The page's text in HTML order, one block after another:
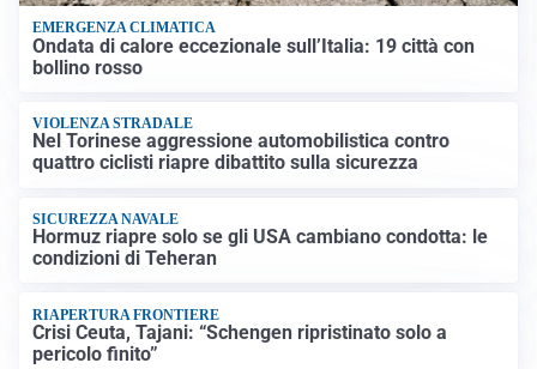
EMERGENZA CLIMATICA
Ondata di calore eccezionale sull’Italia: 19 città con
bollino rosso
VIOLENZA STRADALE
Nel Torinese aggressione automobilistica contro
quattro ciclisti riapre dibattito sulla sicurezza
SICUREZZA NAVALE
Hormuz riapre solo se gli USA cambiano condotta: le
condizioni di Teheran
RIAPERTURA FRONTIERE
Crisi Ceuta, Tajani: “Schengen ripristinato solo a
pericolo finito”